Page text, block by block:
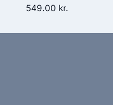
549.00 kr.